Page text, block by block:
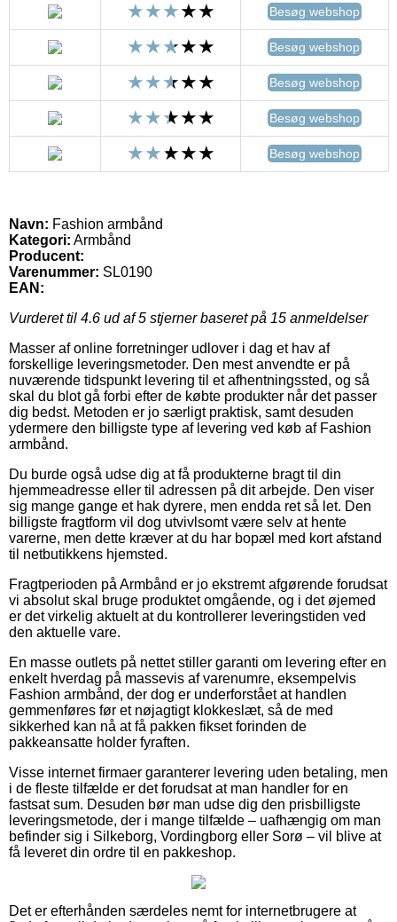
Besøg webshop
Besøg webshop
Besøg webshop
Besøg webshop
Besøg webshop
Navn: Fashion armbånd
Kategori: Armbånd
Producent:
Varenummer: SL0190
EAN:
Vurderet til 4.6 ud af 5 stjerner baseret på 15 anmeldelser
Masser af online forretninger udlover i dag et hav af
forskellige leveringsmetoder. Den mest anvendte er på
nuværende tidspunkt levering til et afhentningssted, og så
skal du blot gå forbi efter de købte produkter når det passer
dig bedst. Metoden er jo særligt praktisk, samt desuden
ydermere den billigste type af levering ved køb af Fashion
armbånd.
Du burde også udse dig at få produkterne bragt til din
hjemmeadresse eller til adressen på dit arbejde. Den viser
sig mange gange et hak dyrere, men endda ret så let. Den
billigste fragtform vil dog utvivlsomt være selv at hente
varerne, men dette kræver at du har bopæl med kort afstand
til netbutikkens hjemsted.
Fragtperioden på Armbånd er jo ekstremt afgørende forudsat
vi absolut skal bruge produktet omgående, og i det øjemed
er det virkelig aktuelt at du kontrollerer leveringstiden ved
den aktuelle vare.
En masse outlets på nettet stiller garanti om levering efter en
enkelt hverdag på massevis af varenumre, eksempelvis
Fashion armbånd, der dog er underforstået at handlen
gemmenføres før et nøjagtigt klokkeslæt, så de med
sikkerhed kan nå at få pakken fikset forinden de
pakkeansatte holder fyraften.
Visse internet firmaer garanterer levering uden betaling, men
i de fleste tilfælde er det forudsat at man handler for en
fastsat sum. Desuden bør man udse dig den prisbilligste
leveringsmetode, der i mange tilfælde – uafhængig om man
befinder sig i Silkeborg, Vordingborg eller Sorø – vil blive at
få leveret din ordre til en pakkeshop.
Det er efterhånden særdeles nemt for internetbrugere at